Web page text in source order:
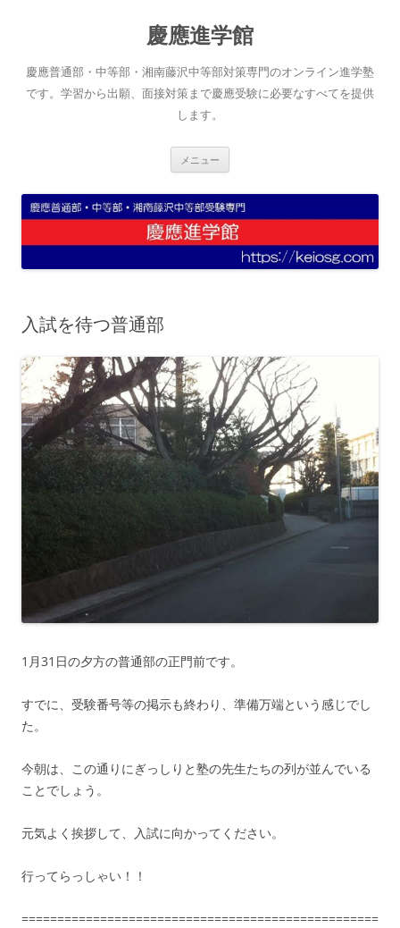
へ
ス
キ
慶應進学館
慶應普通部・中等部・湘南藤沢中等部対策専門のオンライン進学塾
です。学習から出願、面接対策まで慶應受験に必要なすべてを提供
します。
メニュー
入試を待つ普通部
1月31日の夕方の普通部の正門前です。
すでに、受験番号等の掲示も終わり、準備万端という感じでし
た。
今朝は、この通りにぎっしりと塾の先生たちの列が並んでいる
ことでしょう。
元気よく挨拶して、入試に向かってください。
行ってらっしゃい！！
==================================================